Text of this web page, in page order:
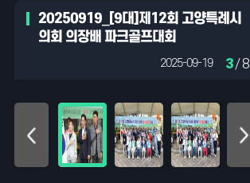
20250919_[9대]제12회 고양특례시
의회 의장배 파크골프대회
2025-09-19 3/ 8